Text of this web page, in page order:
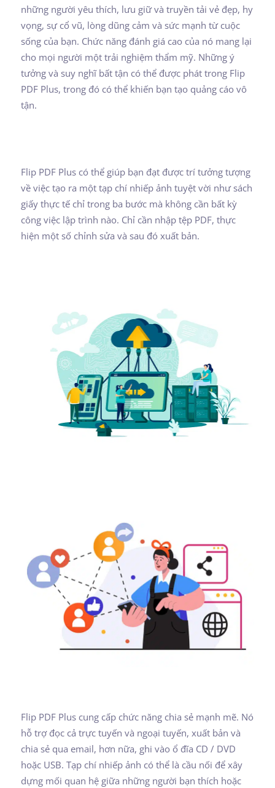
những người yêu thích, lưu giữ và truyền tải vẻ đẹp, hy
vọng, sự cổ vũ, lòng dũng cảm và sức mạnh từ cuộc
sống của bạn. Chức năng đánh giá cao của nó mang lại
cho mọi người một trải nghiệm thẩm mỹ. Những ý
tưởng và suy nghĩ bất tận có thể được phát trong Flip
PDF Plus, trong đó có thể khiến bạn tạo quảng cáo vô
tận.
Flip PDF Plus có thể giúp bạn đạt được trí tưởng tượng
về việc tạo ra một tạp chí nhiếp ảnh tuyệt vời như sách
giấy thực tế chỉ trong ba bước mà không cần bất kỳ
công việc lập trình nào. Chỉ cần nhập tệp PDF, thực
hiện một số chỉnh sửa và sau đó xuất bản.
Flip PDF Plus cung cấp chức năng chia sẻ mạnh mẽ. Nó
hỗ trợ đọc cả trực tuyến và ngoại tuyến, xuất bản và
chia sẻ qua email, hơn nữa, ghi vào ổ đĩa CD / DVD
hoặc USB. Tạp chí nhiếp ảnh có thể là cầu nối để xây
dựng mối quan hệ giữa những người bạn thích hoặc